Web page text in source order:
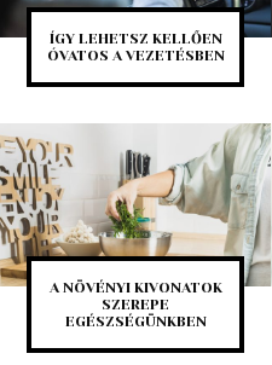
ÍGY LEHETSZ KELLŐEN
ÓVATOS A VEZETÉSBEN
A NÖVÉNYI KIVONATOK
SZEREPE
EGÉSZSÉGÜNKBEN